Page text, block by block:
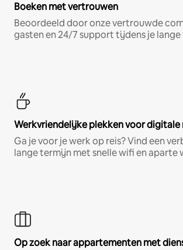
Boeken met vertrouwen
Beoordeeld door onze vertrouwde
gasten en 24/7 support tijdens je
Werkvriendelijke plekken voor digitale
Ga je voor je werk op reis? Vind een
lange termijn met snelle wifi en aparte
Op zoek naar appartementen met